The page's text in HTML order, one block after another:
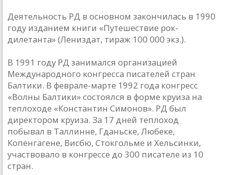
Деятельность РД в основном закончилась в 1990
году изданием книги «Путешествие рок-
дилетанта» (Лениздат, тираж 100 000 экз.).
В 1991 году РД занимался организацией
Международного конгресса писателей стран
Балтики. В феврале-марте 1992 года конгресс
«Волны Балтики» состоялся в форме круиза на
теплоходе «Константин Симонов». РД был
директором круиза. За 17 дней теплоход
побывал в Таллинне, Гданьске, Любеке,
Копенгагене, Висбю, Стокгольме и Хельсинки,
участвовало в конгрессе до 300 писателе из 10
стран.